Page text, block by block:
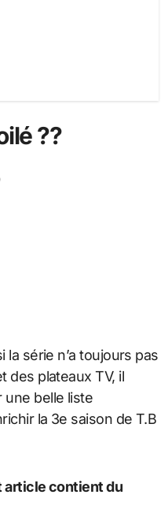
??
la série n’a toujours pas
des plateaux TV, il
une belle liste
la 3e saison de T.B
article contient du